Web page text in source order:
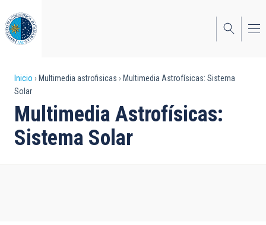
al
contenido
principal
Sobrescribir
enlaces
de
ayuda
Inicio Multimedia astrofisicas
Multimedia Astrofísicas: Sistema
Solar
Multimedia Astrofísicas:
Sistema Solar